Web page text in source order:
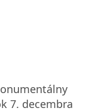
7. decembra